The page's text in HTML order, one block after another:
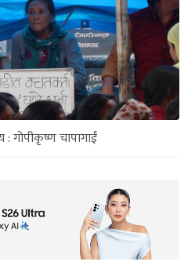
: गोपीकृष्ण चापागाईं